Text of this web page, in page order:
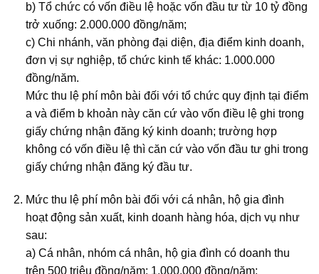
b) Tổ chức có vốn điều lệ hoặc vốn đầu tư từ 10 tỷ đồng
trở xuống: 2.000.000 đồng/năm;
c) Chi nhánh, văn phòng đại diện, địa điểm kinh doanh,
đơn vị sự nghiệp, tổ chức kinh tế khác: 1.000.000
đồng/năm.
Mức thu lệ phí môn bài đối với tổ chức quy định tại điểm
a và điểm b khoản này căn cứ vào vốn điều lệ ghi trong
giấy chứng nhận đăng ký kinh doanh; trường hợp
không có vốn điều lệ thì căn cứ vào vốn đầu tư ghi trong
giấy chứng nhận đăng ký đầu tư.
Mức thu lệ phí môn bài đối với cá nhân, hộ gia đình
hoạt động sản xuất, kinh doanh hàng hóa, dịch vụ như
sau:
a) Cá nhân, nhóm cá nhân, hộ gia đình có doanh thu
trên 500 triệu đồng/năm: 1.000.000 đồng/năm;